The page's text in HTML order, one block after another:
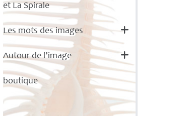
et La Spirale
Les mots des images
Autour de l’image
boutique